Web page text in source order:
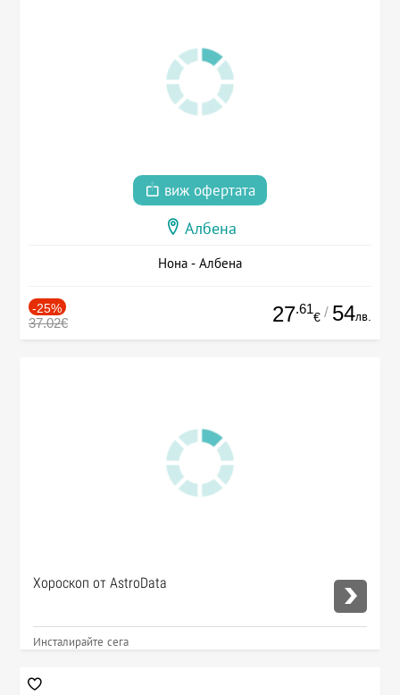
виж офертата
Албена
Нона - Албена
-25%
37.02€ 27.61
€ / 54лв.
Хороскоп от AstroData
Инсталирайте сега